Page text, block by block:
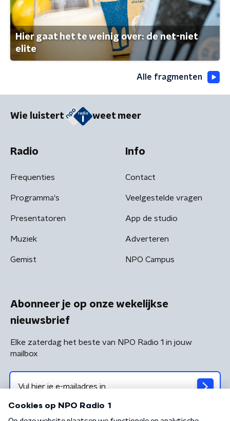
Hier gaat het te weinig over: de net-niet
elite
Alle fragmenten
Wie luistert weet meer
Radio
Frequenties
Programma's
Presentatoren
Muziek
Gemist
Info
Contact
Veelgestelde vragen
App de studio
Adverteren
NPO Campus
Abonneer je op onze wekelijkse
nieuwsbrief
Elke zaterdag het beste van NPO Radio 1 in jouw
mailbox